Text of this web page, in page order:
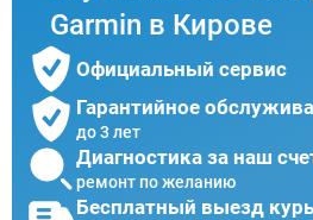
Garmin в Кирове
Официальный сервис
Гарантийное
до 3 лет
Диагностика за наш
ремонт по желанию
Бесплатный выезд